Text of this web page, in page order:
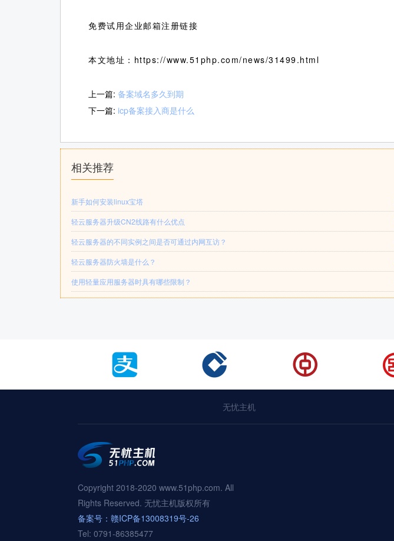
免费试用企业邮箱注册链接
本文地址：https://www.51php.com/news/31499.html
上一篇: 备案域名多久到期
下一篇: icp备案接入商是什么
相关推荐
新手如何安装linux宝塔
轻云服务器升级CN2线路有什么优点
轻云服务器的不同实例之间是否可通过内网互访？
轻云服务器防火墙是什么？
使用轻量应用服务器时具有哪些限制？
无忧主机
Copyright 2018-2020 www.51php.com. All
Rights Reserved. 无忧主机版权所有
备案号：赣ICP备13008319号-26
Tel: 0791-86385477